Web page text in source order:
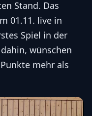
Stand. Das
01.11. live in
Spiel in der
wünschen
mehr als